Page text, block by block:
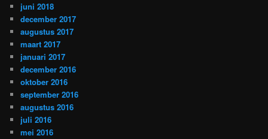
juni 2018
december 2017
augustus 2017
maart 2017
januari 2017
december 2016
oktober 2016
september 2016
augustus 2016
juli 2016
mei 2016